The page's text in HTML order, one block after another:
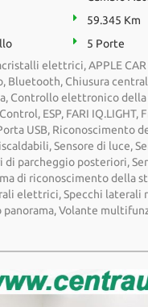
59.345 Km
5 Porte
elettrici, APPLE CAR
Bluetooth, Chiusura
Controllo elettronico della
ESP, FARI IQ.LIGHT,
USB, Riconoscimento
Sensore di luce,
di parcheggio posteriori,
di riconoscimento della
elettrici, Specchi laterali
Volante